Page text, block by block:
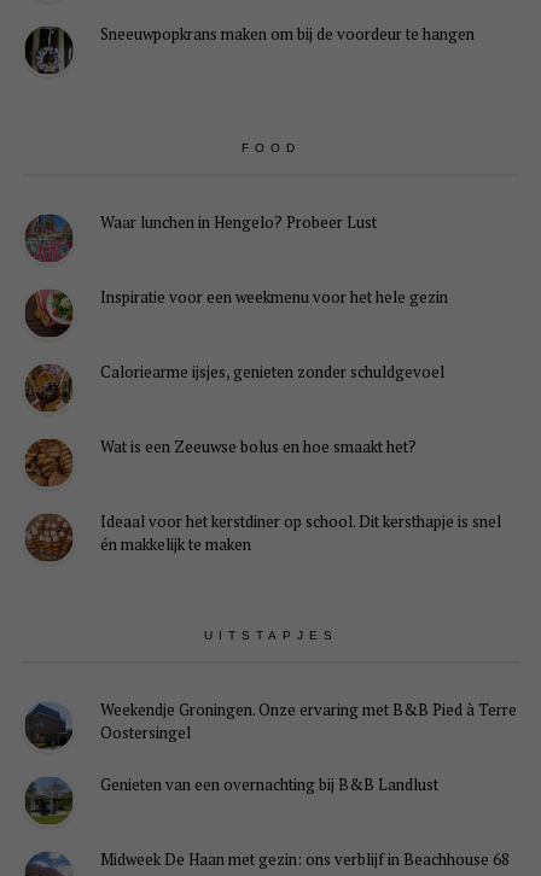
Sneeuwpopkrans maken om bij de voordeur te hangen
FOOD
Waar lunchen in Hengelo? Probeer Lust
Inspiratie voor een weekmenu voor het hele gezin
Caloriearme ijsjes, genieten zonder schuldgevoel
Wat is een Zeeuwse bolus en hoe smaakt het?
Ideaal voor het kerstdiner op school. Dit kersthapje is snel
én makkelijk te maken
UITSTAPJES
Weekendje Groningen. Onze ervaring met B&B Pied à Terre
Oostersingel
Genieten van een overnachting bij B&B Landlust
Midweek De Haan met gezin: ons verblijf in Beachhouse 68